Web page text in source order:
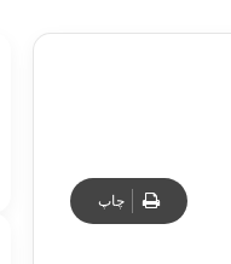
چاپ